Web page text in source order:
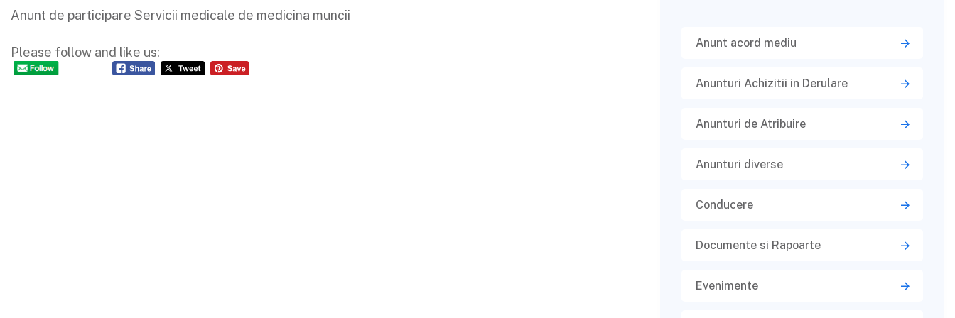
Anunt de participare Servicii medicale de medicina muncii
Please follow and like us:
Anunt acord mediu
Anunturi Achizitii in Derulare
Anunturi de Atribuire
Anunturi diverse
Conducere
Documente si Rapoarte
Evenimente